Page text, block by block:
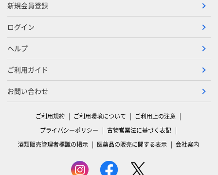
新規会員登録
ログイン
ヘルプ
ご利用ガイド
お問い合わせ
ご利用規約 ご利用環境について
ご利用上の注意
プライバシーポリシー
古物営業法に基づく表記
酒類販売管理者標識の掲示
医薬品の販売に関する表示 会社案内